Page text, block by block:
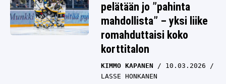
pelätään jo ”pahinta
mahdollista” – yksi liike
romahduttaisi koko
korttitalon
KIMMO KAPANEN
10.03.2026
LASSE HONKANEN